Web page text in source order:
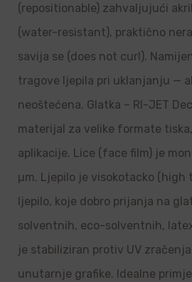
(repositionable) zahvaljujući
(water-resistant), praktično
savija se (does not curl).
tragove ljepila pri uklanjanju —
neoštećena. Glatka – RI-JET
materijal za velike formate
aplikacije. Lice (face film) je
µm. Ljepilo je visokotacko
ljepilo, koje dobro prijanja na
solventnih, eco-solventnih,
je stabiliziran protiv UV
unutarnje grafike. Idealne